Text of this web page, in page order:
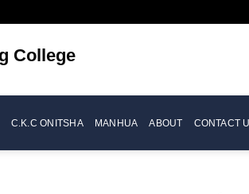
College
C.K.C ONITSHA MANHUA ABOUT CONTACT